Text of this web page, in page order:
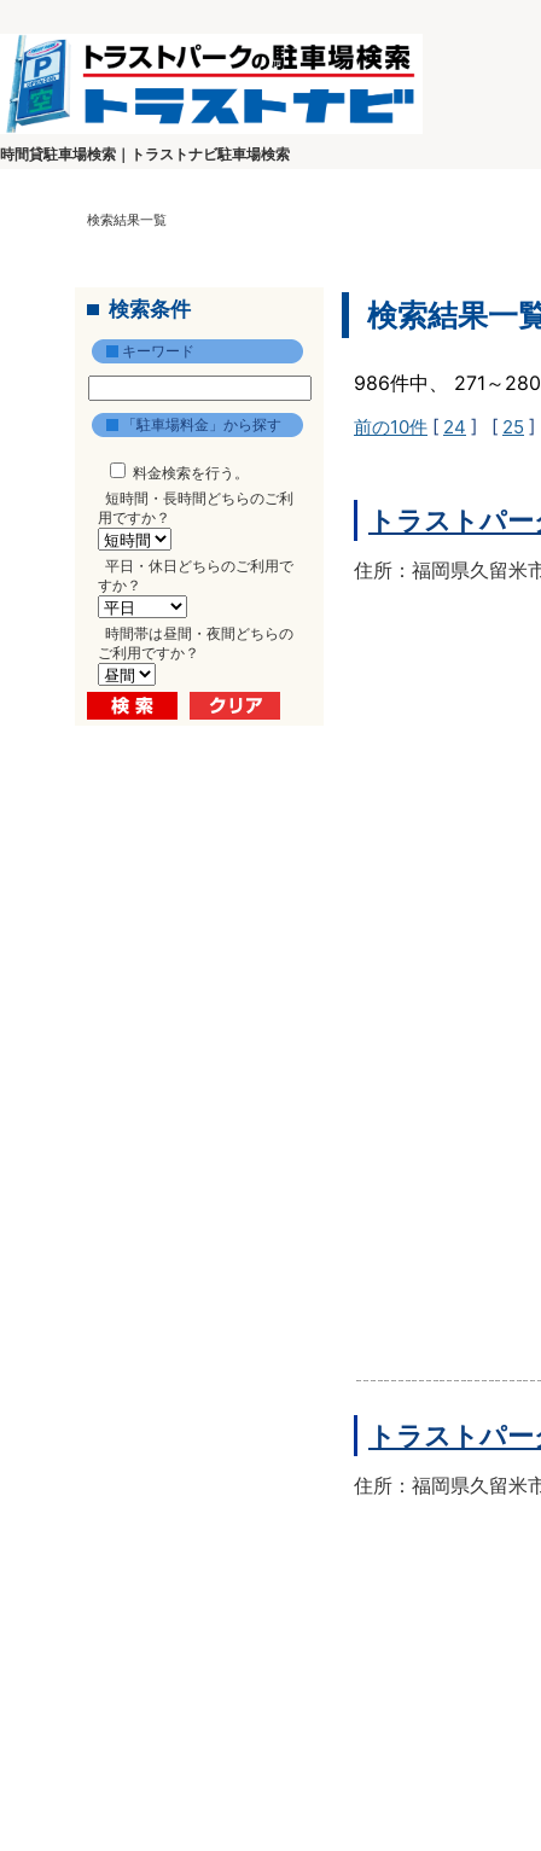
時間貸駐車場検索｜トラストナビ駐車場検索
検索結果一覧
検索条件
キーワード
「駐車場料金」から探す
料金検索を行う。
短時間・長時間どちらのご利
用ですか？
平日・休日どちらのご利用で
すか？
時間帯は昼間・夜間どちらの
ご利用ですか？
検索結果一
986件中、 271～
前の10件 [ 24 ] [ 25
トラストパ
住所：福岡県久留米
トラストパ
住所：福岡県久留米